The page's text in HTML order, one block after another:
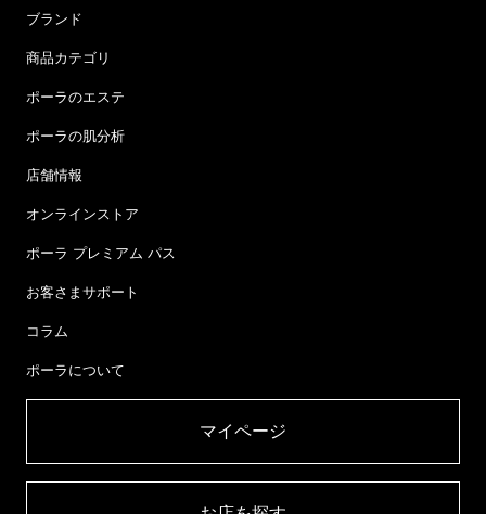
ブランド
商品カテゴリ
ポーラのエステ
ポーラの肌分析
店舗情報
オンラインストア
ポーラ プレミアム パス
お客さまサポート
コラム
ポーラについて
マイページ​